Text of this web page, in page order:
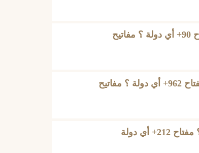
ماهو فتح خط تركيا ؟ ماهو مفتاح دولي لتركيا ؟ مفتاح 90+ أي دولة ؟ مفاتيح
ماهو فتح خط الأردن ؟ ماهو مفتاح دولي للأردن ؟ مفتاح 962+ أي دولة ؟ مفاتيح
ماهو فتح خط المغرب ؟ ماهو مفتاح دولي للمغرب ؟ مفتاح 212+ أي دولة